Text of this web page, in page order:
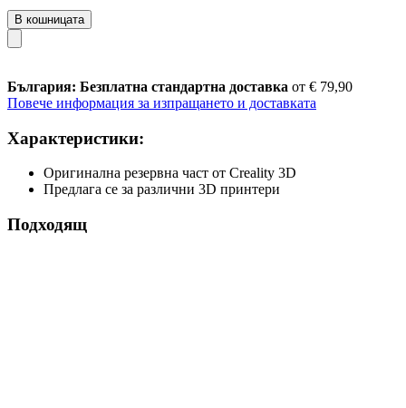
В кошницата
България: Безплатна стандартна доставка от € 79,90
Повече информация за изпращането и доставката
Характеристики:
Оригинална резервна част от Creality 3D
Предлага се за различни 3D принтери
Подходящ